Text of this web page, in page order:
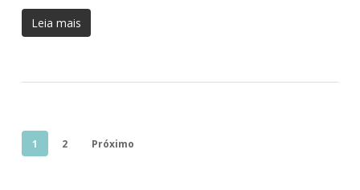
Leia mais
1 2 Próximo